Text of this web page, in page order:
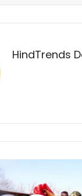
HindTrends